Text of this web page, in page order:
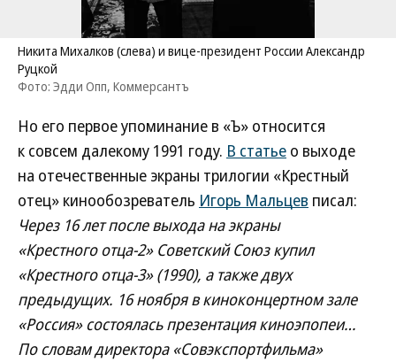
Никита Михалков (слева) и вице-президент России Александр
Руцкой
Фото: Эдди Опп, Коммерсантъ
Но его первое упоминание в «Ъ» относится
к совсем далекому 1991 году. В статье о выходе
на отечественные экраны трилогии «Крестный
отец» кинообозреватель Игорь Мальцев писал:
Через 16 лет после выхода на экраны
«Крестного отца-2» Советский Союз купил
«Крестного отца-3» (1990), а также двух
предыдущих. 16 ноября в киноконцертном зале
«Россия» состоялась презентация киноэпопеи…
По словам директора «Совэкспортфильма»